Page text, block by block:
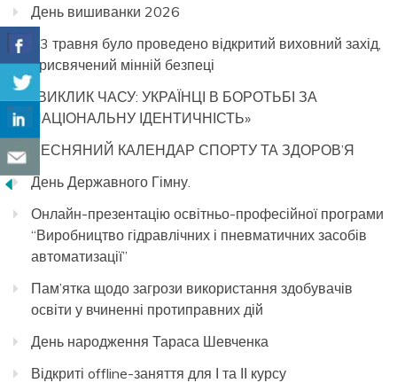
День вишиванки 2026
13 травня було проведено відкритий виховний захід,
присвячений мінній безпеці
«ВИКЛИК ЧАСУ: УКРАЇНЦІ В БОРОТЬБІ ЗА
НАЦІОНАЛЬНУ ІДЕНТИЧНІСТЬ»
ВЕСНЯНИЙ КАЛЕНДАР СПОРТУ ТА ЗДОРОВ’Я
День Державного Гімну.
Онлайн-презентацію освітньо-професійної програми
“Виробництво гідравлічних і пневматичних засобів
автоматизації”
Пам’ятка щодо загрози використання здобувачів
освіти у вчиненні протиправних дій
День народження Тараса Шевченка
Відкриті offline-заняття для І та ІІ курсу